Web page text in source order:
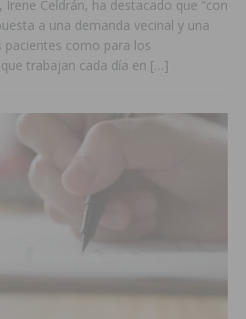
Irene Celdrán, ha destacado que “con
a una demanda vecinal y una
como para los
trabajan cada día en […]